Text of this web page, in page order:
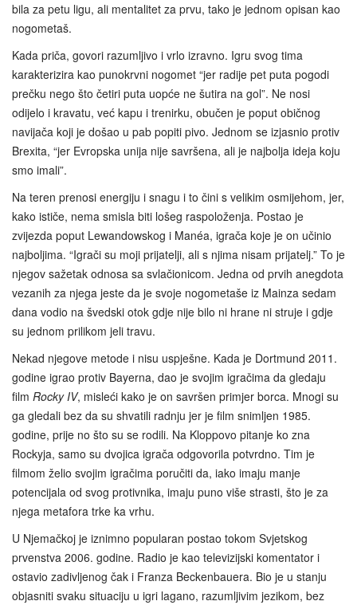
bila za petu ligu, ali mentalitet za prvu, tako je jednom opisan kao
nogometaš.
Kada priča, govori razumljivo i vrlo izravno. Igru svog tima
karakterizira kao punokrvni nogomet “jer radije pet puta pogodi
prečku nego što četiri puta uopće ne šutira na gol”. Ne nosi
odijelo i kravatu, već kapu i trenirku, obučen je poput običnog
navijača koji je došao u pab popiti pivo. Jednom se izjasnio protiv
Brexita, “jer Evropska unija nije savršena, ali je najbolja ideja koju
smo imali”.
Na teren prenosi energiju i snagu i to čini s velikim osmijehom, jer,
kako ističe, nema smisla biti lošeg raspoloženja. Postao je
zvijezda poput Lewandowskog i Manéa, igrača koje je on učinio
najboljima. “Igrači su moji prijatelji, ali s njima nisam prijatelj.” To je
njegov sažetak odnosa sa svlačionicom. Jedna od prvih anegdota
vezanih za njega jeste da je svoje nogometaše iz Mainza sedam
dana vodio na švedski otok gdje nije bilo ni hrane ni struje i gdje
su jednom prilikom jeli travu.
Nekad njegove metode i nisu uspješne. Kada je Dortmund 2011.
godine igrao protiv Bayerna, dao je svojim igračima da gledaju
film Rocky IV, misleći kako je on savršen primjer borca. Mnogi su
ga gledali bez da su shvatili radnju jer je film snimljen 1985.
godine, prije no što su se rodili. Na Kloppovo pitanje ko zna
Rockyja, samo su dvojica igrača odgovorila potvrdno. Tim je
filmom želio svojim igračima poručiti da, iako imaju manje
potencijala od svog protivnika, imaju puno više strasti, što je za
njega metafora trke ka vrhu.
U Njemačkoj je iznimno popularan postao tokom Svjetskog
prvenstva 2006. godine. Radio je kao televizijski komentator i
ostavio zadivljenog čak i Franza Beckenbauera. Bio je u stanju
objasniti svaku situaciju u igri lagano, razumljivim jezikom, bez